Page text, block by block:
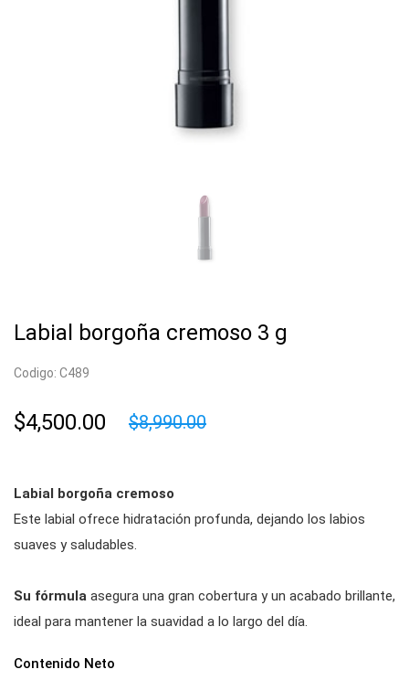
Labial borgoña cremoso 3 g
Codigo: C489
$4,500.00 $8,990.00
Labial borgoña cremoso
Este labial ofrece hidratación profunda, dejando los labios
suaves y saludables.
Su fórmula asegura una gran cobertura y un acabado brillante,
ideal para mantener la suavidad a lo largo del día.
Contenido Neto